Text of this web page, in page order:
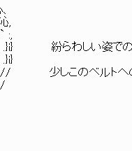
姿での横槍失礼
ルトへの好奇心